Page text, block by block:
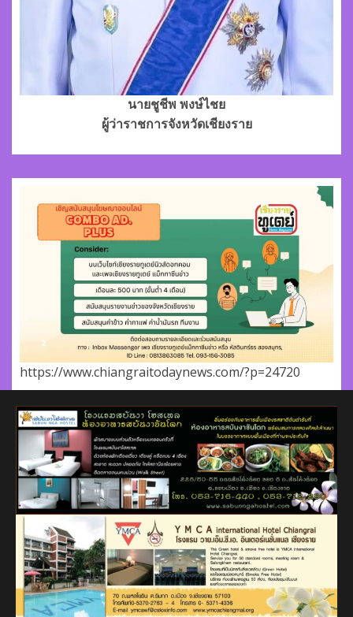
นายชูชีพ พงษ์ไชย
ผู้ว่าราชการจังหวัดเชียงราย
https://www.chiangraitodaynews.com/?p=24720